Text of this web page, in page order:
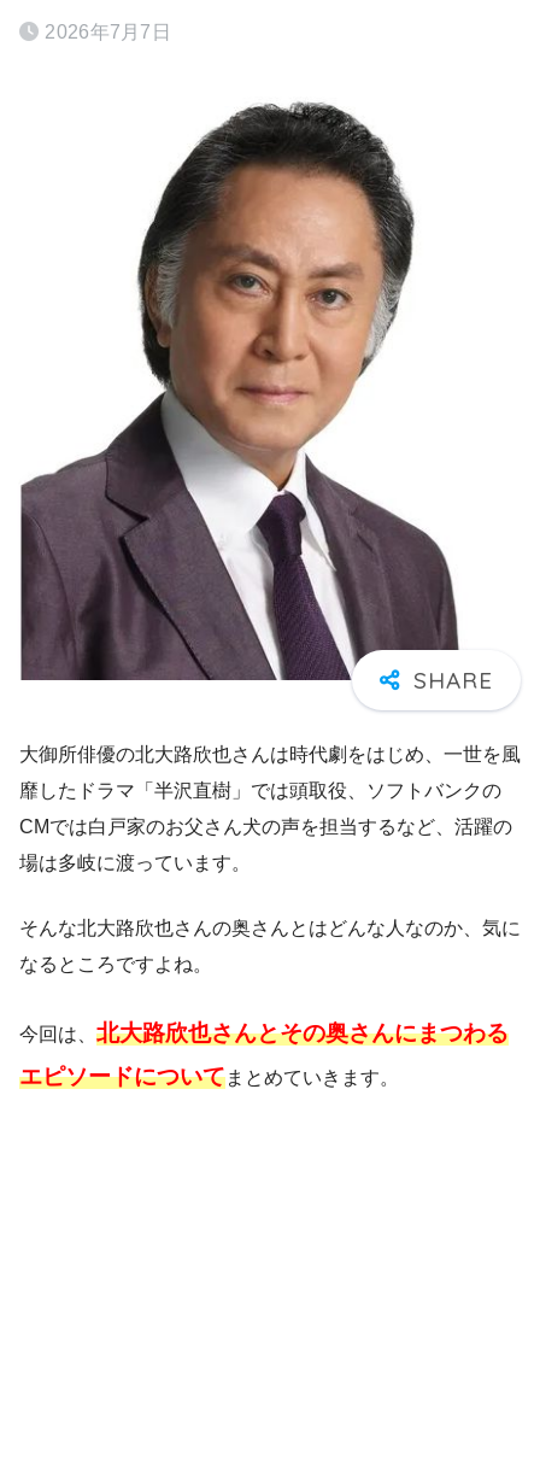
2026年7月7日
大御所俳優の北大路欣也さんは時代劇をはじめ、一世を風
靡したドラマ「半沢直樹」では頭取役、ソフトバンクの
CMでは白戸家のお父さん犬の声を担当するなど、活躍の
場は多岐に渡っています。
そんな北大路欣也さんの奥さんとはどんな人なのか、気に
なるところですよね。
今回は、 北大路欣也さんとその奥さんにまつわる
エピソードについてまとめていきます。